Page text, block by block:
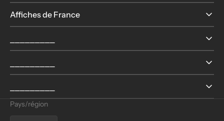
Affiches de France
Pays/région